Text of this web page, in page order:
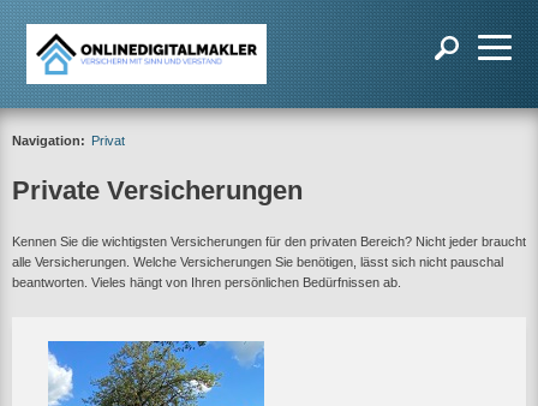
Navigation: Privat
Private Versicherungen
Kennen Sie die wichtigsten Versicherungen für den privaten Bereich? Nicht jeder braucht
alle Versicherungen. Welche Versicherungen Sie benötigen, lässt sich nicht pauschal
beantworten. Vieles hängt von Ihren persönlichen Bedürfnissen ab.